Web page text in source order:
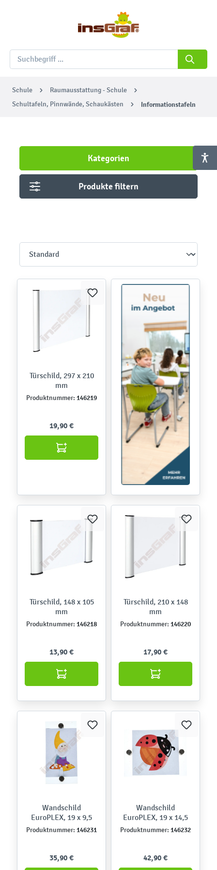
Schule
Raumausstattung - Schule
Schultafeln, Pinnwände, Schaukästen
Informationstafeln
Kategorien
Produkte filtern
Türschild, 297 x 210
mm
Produktnummer: 146219
19,90 €
Türschild, 148 x 105
mm
Produktnummer: 146218
13,90 €
Türschild, 210 x 148
mm
Produktnummer: 146220
17,90 €
Wandschild
EuroPLEX, 19 x 9,5
Produktnummer: 146231
35,90 €
Wandschild
EuroPLEX, 19 x 14,5
Produktnummer: 146232
42,90 €